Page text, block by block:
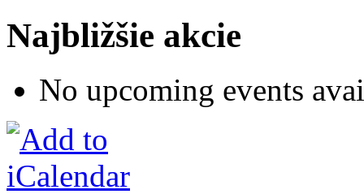
Najbližšie akcie
No upcoming events